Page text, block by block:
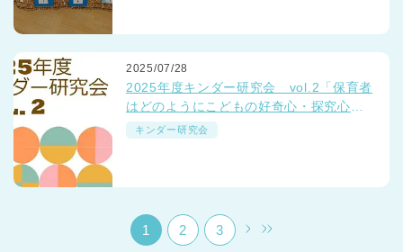
千葉県
埼玉県
兵庫県 兵庫県 全域
2025/07/28
2025年度キンダー研究会 vol.2「保育者
はどのようにこどもの好奇心・探究心を
育てようとしているか」
キンダー研究会
1 2 3